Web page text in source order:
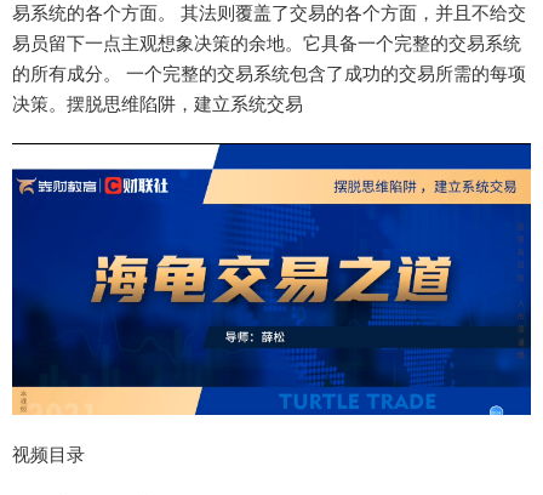
易系统的各个方面。 其法则覆盖了交易的各个方面，并且不给交
易员留下一点主观想象决策的余地。它具备一个完整的交易系统
的所有成分。 一个完整的交易系统包含了成功的交易所需的每项
决策。摆脱思维陷阱，建立系统交易
视频目录